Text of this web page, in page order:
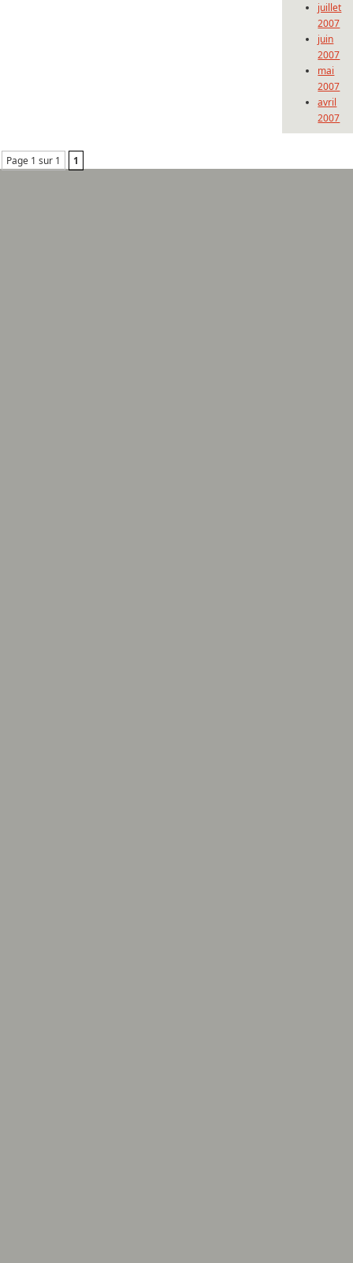
juillet
2007
juin
2007
mai
2007
avril
2007
Page 1 sur 1 1